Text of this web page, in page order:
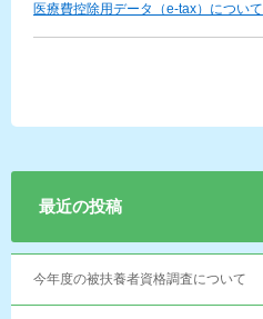
医療費控除用データ（e-tax）について
最近の投稿
今年度の被扶養者資格調査について